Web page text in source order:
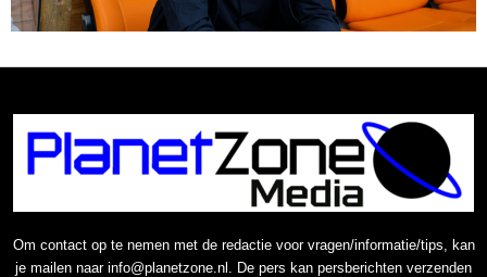
Om contact op te nemen met de redactie voor vragen/informatie/tips, kan
je mailen naar info@planetzone.nl. De pers kan persberichten verzenden